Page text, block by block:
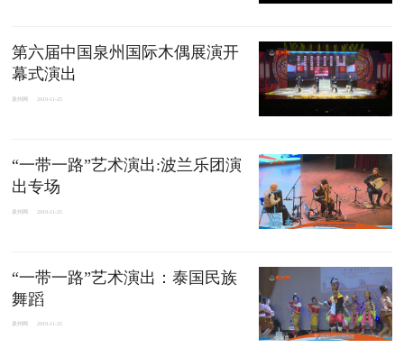
第六届中国泉州国际木偶展演开
幕式演出
泉州网 2019-11-25
“一带一路”艺术演出:波兰乐团演
出专场
泉州网 2019-11-25
“一带一路”艺术演出：泰国民族
舞蹈
泉州网 2019-11-25